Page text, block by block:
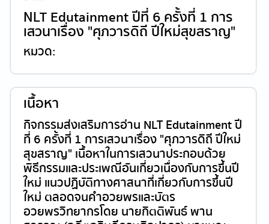
NLT Edutainment ปีที่ 6 ครั้งที่ 1 การ
เสวนาเรื่อง "ศุภวารดิถี ปีใหม่สุขสราญ"
หมวด:
เนื้อหา
กิจกรรมส่งเสริมการอ่าน NLT Edutainment ปี
ที่ 6 ครั้งที่ 1 การเสวนาเรื่อง "ศุภวารดิถี ปีใหม่
สุขสราญ" เนื้อหาในการเสวนาประกอบด้วย
พิธีกรรมและประเพณีอันเกี่ยวเนื่องกับการขึ้นปี
ใหม่ แนวปฏิบัติทางศาสนาที่เกี่ยวกับการขึ้นปี
ใหม่ ตลอดจนคำอวยพรและบัตร
อวยพร วิทยากรโดย นายกิตติพันธ์ พาน